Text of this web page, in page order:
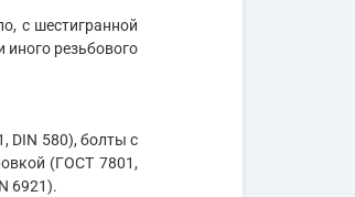
с шестигранной
резьбового
DIN 580), болты с
(ГОСТ 7801,
6921).